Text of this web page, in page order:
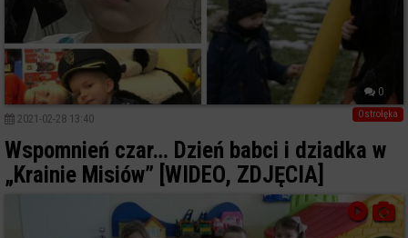
0
Ostrołęka
2021-02-28 13:40
Wspomnień czar… Dzień babci i dziadka w
„Krainie Misiów” [WIDEO, ZDJĘCIA]